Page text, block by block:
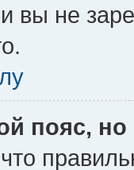
вы не
пояс,